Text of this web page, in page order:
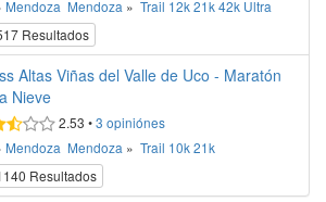
Mendoza Mendoza » Trail 12k21k42k Ultra
Resultados
Altas Viñas del Valle de Uco - Maratón
Nieve
2.53 •3 opiniónes
Mendoza Mendoza » Trail 10k21k
Resultados